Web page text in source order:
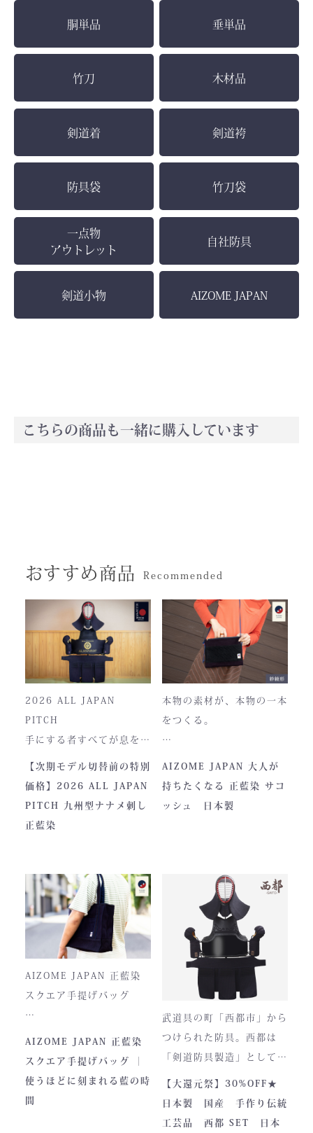
お買い物を続ける カートへ進む
胴単品 垂単品
竹刀 木材品
剣道着 剣道袴
防具袋 竹刀袋
一点物
アウトレット
自社防具
剣道小物 AIZOME JAPAN
こちらの商品も一緒に購入しています
おすすめ商品 Recommended
2026 ALL JAPAN
PITCH
手にする者すべてが息をの
む、現代剣道具の頂点。一
度着けた者にしかわからな
い、“本物”の存在感。ALL
JAPAN PITCHは、全国の
堅牢さ、美しい造形、そし
て驚くほどの機動力。実戦
に必要な「守り」と「動
き」を極限まで高めたこの
一式は、まさに現代剣道具
の完成形と呼ぶにふさわし
い逸品です。余計な装飾を
一切排し、機能美だけを追
は、全日本武道具が誇
【次期モデル切替前の特別
価格】2026 ALL JAPAN
PITCH 九州型ナナメ刺し
正藍染
本物の素材が、本物の一本
をつくる。
本製品は、日本が誇る伝統
素材「正藍染生地」を使用
し、熊本の製作拠点にて一
正藍染ならではの深みある
色合いは、使い込むほどに
風合いが増し、唯一無二の
存在へと変化。
さらに、熊本の熟練職人に
AIZOME JAPAN 大人が
持ちたくなる 正藍染 サコ
ッシュ 日本製
AIZOME JAPAN 正藍染
スクエア手提げバッグ
とってもお洒落な和柄の手
提げバッグです。
内側には2つのポケットが
ついております。
AIZOME JAPAN 正藍染
スクエア手提げバッグ ｜
使うほどに刻まれる藍の時
間
武道具の町「西都市」から
つけられた防具。西都は
「剣道防具製造」として町
のPRやふるさと納税のた
めに作られました。しかし
全国の販売店様の強い意向
【大還元祭】30%OFF★
日本製 国産 手作り伝統
工芸品 西都 SET 日本